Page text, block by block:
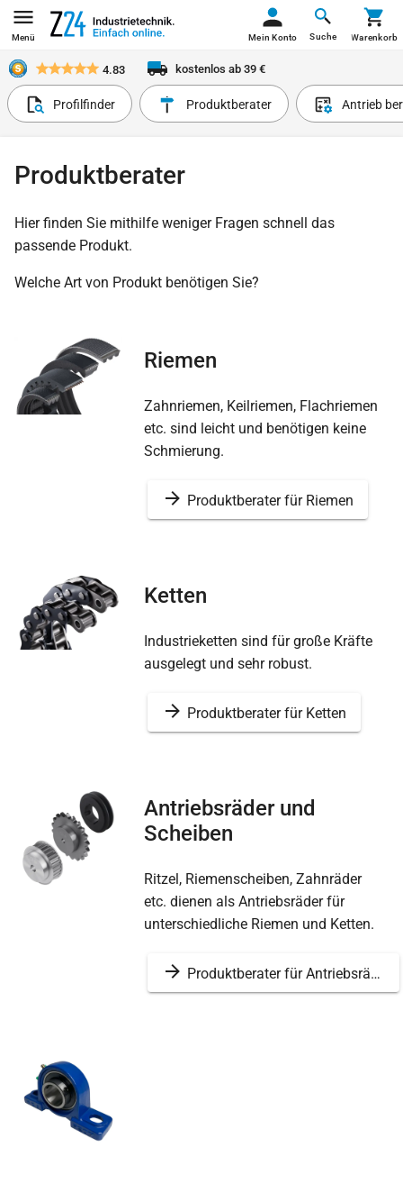
Menü Suche
Mein Konto Warenkorb
4.83 kostenlos ab 39 €
Profilfinder Produktberater Antrieb
Produktberater
Hier finden Sie mithilfe weniger Fragen schnell das
passende Produkt.
Welche Art von Produkt benötigen Sie?
Riemen
Zahnriemen, Keilriemen, Flachriemen
etc. sind leicht und benötigen keine
Schmierung.
Produktberater für Riemen
Ketten
Industrieketten sind für große Kräfte
ausgelegt und sehr robust.
Produktberater für Ketten
Antriebsräder und
Scheiben
Ritzel, Riemenscheiben, Zahnräder
etc. dienen als Antriebsräder für
unterschiedliche Riemen und Ketten.
Produktberater für Antriebsräder